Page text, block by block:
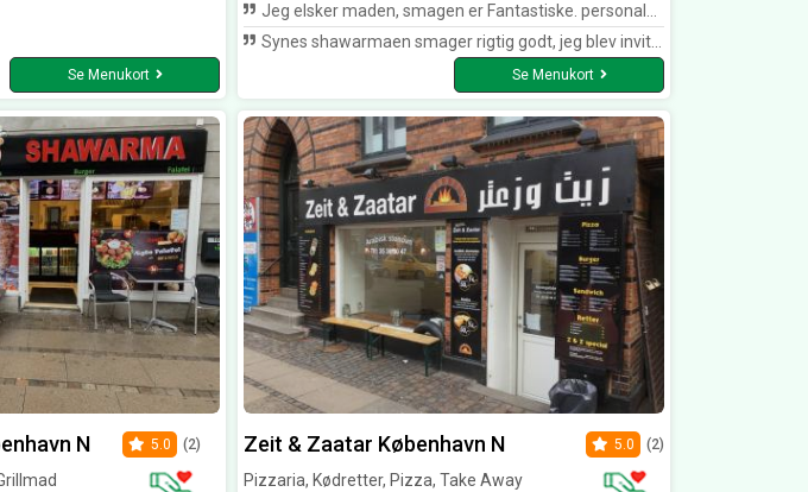
Se Menukort
Jeg elsker maden, smagen er Fantastiske. personalet er så venlig og imødekommende. jeg har spist i flamingo 18 år og elsker stadig væk.
Synes shawarmaen smager rigtig godt, jeg blev inviteret af en ven første gang og har spist min shawarma der siden.
Se Menukort
N 5.0 (2) Zeit & Zaatar København N
Pizzaria, Kødretter, Pizza, Take Away
5.0 (2)